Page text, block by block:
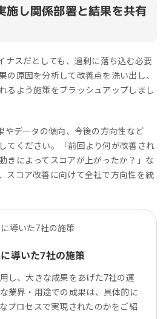
施し関係部署と結果を共有
ナスだとしても、過剰に落ち込む必要
の原因を分析して改善点を洗い出し、
るよう施策をブラッシュアップしまし
やデータの傾向、今後の方向性など
てください。「前回より何が改善され
きによってスコアが上がったか？」な
スコア改善に向けて全社で方向性を統
導いた7社の施策
し、大きな成果をあげた7社の運
業界・用途での成果は、具体的に
プロセスで実現されたのかをご紹